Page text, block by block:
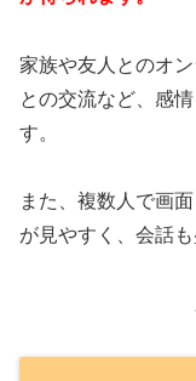
家族や友人とのオ
との交流など、感
す。
また、複数人で画
が見やすく、会話